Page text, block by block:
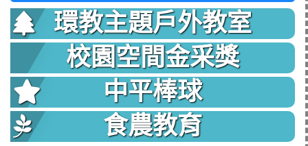
環教主題戶外教室
校園空間金采獎
中平棒球
食農教育